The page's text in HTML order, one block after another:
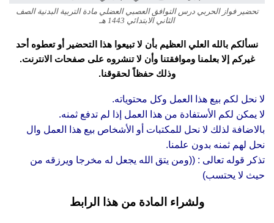
تحضير فواز الحربي درس التوافق العصبي العضلي مادة التربية البدنية الصف
الثاني الابتدائي 1443 هـ
نسألكم بالله العلي العظيم بأن لا تبيعوا هذا التحضير أو تعطوه أحد
غيركم إلا بعلمنا وموافقتنا وأن لا تنشروه على صفحات الانترنت.
وذلك حفظاً لحقوقنا.
لا نحل لكم بيع هذا العمل وكل محتوياته.
لا يمكن لكم الأستفادة من هذا العمل إذا لم تدفع ثمنه.
بالاضافة لذلك لا نحل للمكتبات أو الأشخاص بيع هذا العمل وال
نحل لهم ثمنه بدون علمنا.
تذكر قوله تعالى : ((ومن يتق الله يجعل له مخرجا ويرزقه من
حيث لا يحتسب)
ولشراء المادة من هذا الرابط